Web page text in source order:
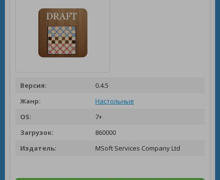
Версия:
0.4.5
Жанр:
Настольные
OS:
7+
Загрузок:
860000
Издатель:
MSoft Services Company Ltd